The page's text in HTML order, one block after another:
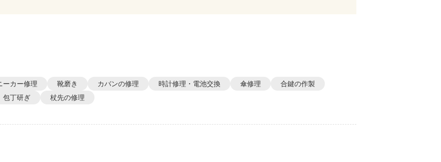
ーカー修理 靴磨き カバンの修理 時計修理・電池交換 傘修理
合鍵の作製
包丁研ぎ
杖先の修理